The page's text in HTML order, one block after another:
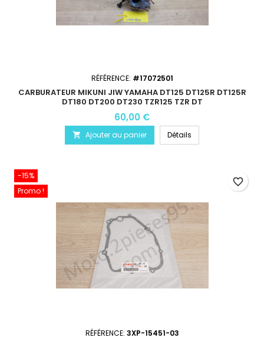
RÉFÉRENCE: #17072501
CARBURATEUR MIKUNI JIW YAMAHA DT125 DT125R DT125R
DT180 DT200 DT230 TZR125 TZR DT
60,00 €
 Ajouter au panier Détails
-15%
Promo !
RÉFÉRENCE: 3XP-15451-03
favorite_border